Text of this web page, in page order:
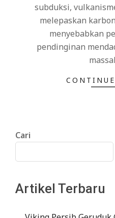
subduksi,
melepaskan
menyebabkan
pendinginan
Cari
Artikel Terbaru